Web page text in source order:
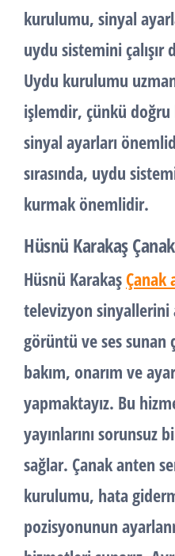
kurulumu, sinyal
uydu sistemini
Uydu kurulumu
işlemdir, çünkü
sinyal ayarları
sırasında, uydu
kurmak önemlidir.
Hüsnü Karakaş
Hüsnü Karakaş Çanak
televizyon
görüntü ve ses sunan
bakım, onarım ve
yapmaktayız. Bu
yayınlarını sorunsuz
sağlar. Çanak anten
kurulumu, hata
pozisyonunun